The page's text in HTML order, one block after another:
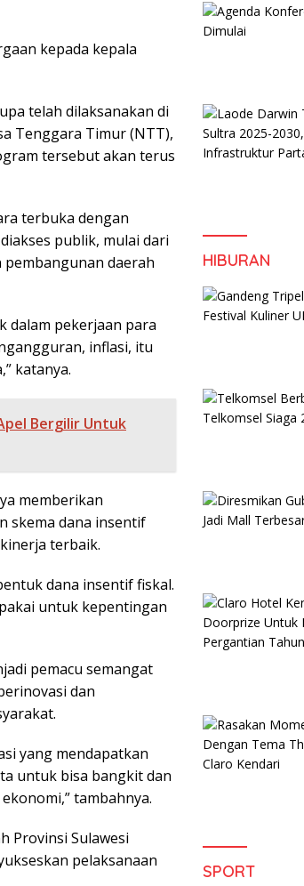
kepada kepala
telah dilaksanakan di
Tenggara Timur (NTT),
tersebut akan terus
terbuka dengan
publik, mulai dari
daerah
dalam pekerjaan para
inflasi, itu
katanya.
Bergilir Untuk
memberikan
skema dana insentif
terbaik.
dana insentif fiskal.
untuk kepentingan
pemacu semangat
dan
yang mendapatkan
untuk bisa bangkit dan
tambahnya.
Provinsi Sulawesi
pelaksanaan
HIBURAN
SPORT